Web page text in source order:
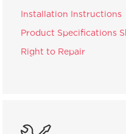
Installation Instructions
Product Specifications
Right to Repair